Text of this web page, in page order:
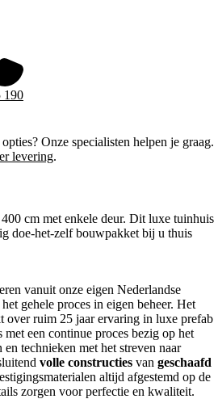
190
Onze specialisten helpen je graag.
levering.
cm met enkele deur. Dit luxe tuinhuis
doe-het-zelf bouwpakket bij u thuis
vanuit onze eigen Nederlandse
gehele proces in eigen beheer. Het
over ruim 25 jaar ervaring in luxe prefab
een continue proces bezig op het
technieken met het streven naar
volle constructies van geschaafd
altijd afgestemd op de
zorgen voor perfectie en kwaliteit.